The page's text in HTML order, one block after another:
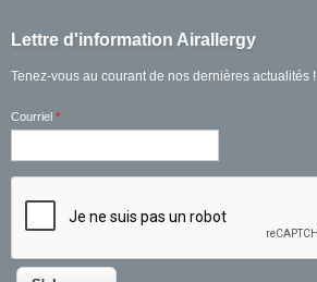
Lettre d'information Airallergy
Tenez-vous au courant de nos dernières actualités !
Courriel *